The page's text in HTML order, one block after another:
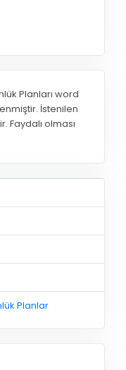
Planları word
İstenilen
Faydalı olması
Planlar